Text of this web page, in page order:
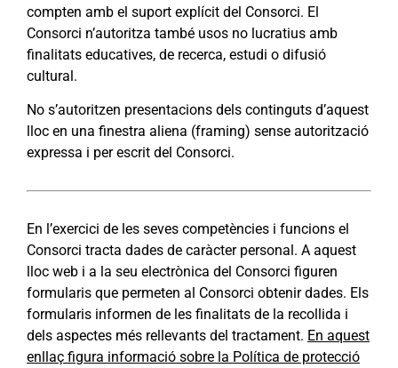
compten amb el suport explícit del Consorci. El
Consorci n’autoritza també usos no lucratius amb
finalitats educatives, de recerca, estudi o difusió
cultural.
No s’autoritzen presentacions dels continguts d’aquest
lloc en una finestra aliena (framing) sense autorització
expressa i per escrit del Consorci.
En l’exercici de les seves competències i funcions el
Consorci tracta dades de caràcter personal. A aquest
lloc web i a la seu electrònica del Consorci figuren
formularis que permeten al Consorci obtenir dades. Els
formularis informen de les finalitats de la recollida i
dels aspectes més rellevants del tractament. En aquest
enllaç figura informació sobre la Política de protecció